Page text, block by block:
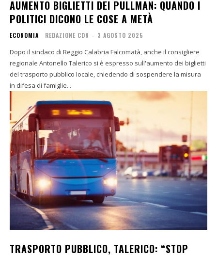
AUMENTO BIGLIETTI DEI PULLMAN: QUANDO I
POLITICI DICONO LE COSE A METÀ
ECONOMIA REDAZIONE CDN - 3 AGOSTO 2025
Dopo il sindaco di Reggio Calabria Falcomatà, anche il consigliere
regionale Antonello Talerico si è espresso sull'aumento dei biglietti
del trasporto pubblico locale, chiedendo di sospendere la misura
in difesa di famiglie...
TRASPORTO PUBBLICO, TALERICO: “STOP